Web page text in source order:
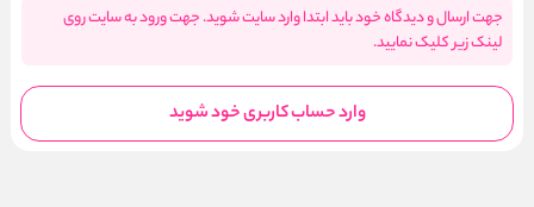
جهت ارسال و دیدگاه خود باید ابتدا وارد سایت شوید. جهت ورود به سایت روی
لینک زیر کلیک نمایید.
وارد حساب کاربری خود شوید